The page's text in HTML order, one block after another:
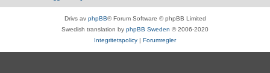
Drivs av phpBB® Forum Software © phpBB Limited
Swedish translation by phpBB Sweden © 2006-2020
Integritetspolicy | Forumregler